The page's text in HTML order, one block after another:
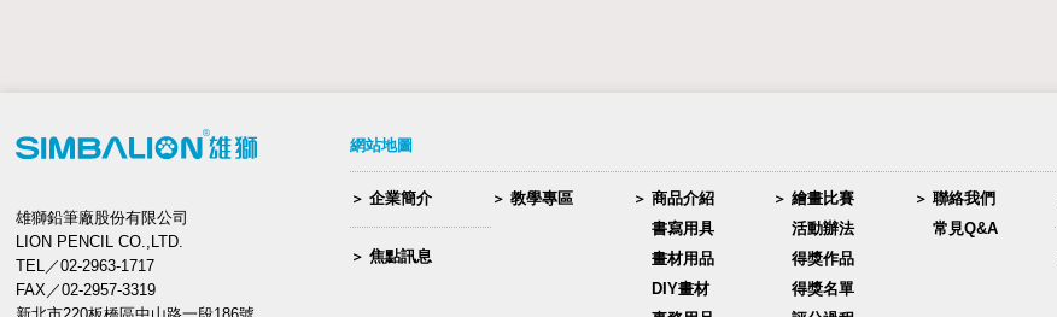
雄獅鉛筆廠股份有限公司
LION PENCIL CO.,LTD.
TEL／02-2963-1717
FAX／02-2957-3319
網站地圖
企業簡介
焦點訊息
教學專區
商品介紹
書寫用具
畫材用品
DIY畫材
繪畫比賽
活動辦法
得獎作品
得獎名單
聯絡我們
常見Q&A